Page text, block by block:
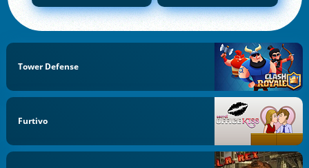
Tower Defense
Furtivo